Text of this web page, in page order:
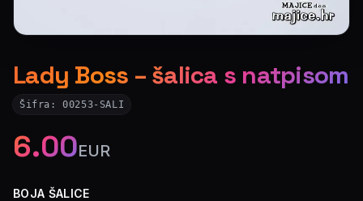
Lady Boss – šalica s natpisom
Šifra:00253-SALI
6.00EUR
BOJA ŠALICE